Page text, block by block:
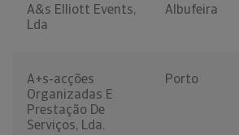
A&s Elliott Events,
Lda
Albufeira
A+s-acções
Organizadas E
Prestação De
Serviços, Lda.
Porto